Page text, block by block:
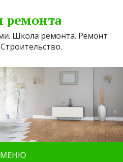
ремонта
Школа ремонта. Ремонт
МЕНЮ